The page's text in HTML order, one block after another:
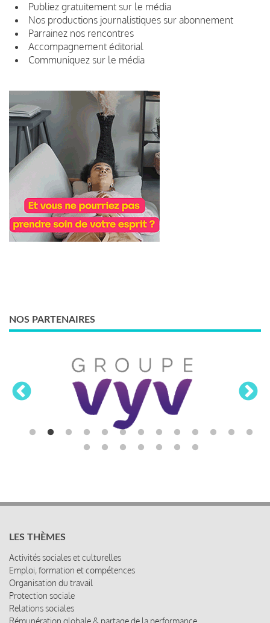
Publiez gratuitement sur le média
Nos productions journalistiques sur abonnement
Parrainez nos rencontres
Accompagnement éditorial
Communiquez sur le média
NOS PARTENAIRES
LES THÈMES
Activités sociales et culturelles
Emploi, formation et compétences
Organisation du travail
Protection sociale
Relations sociales